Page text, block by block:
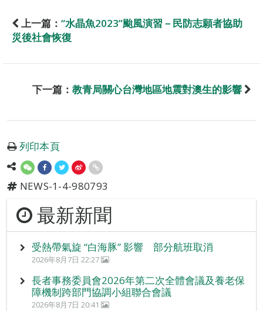
上一篇： “水晶魚2023”颱風演習－民防志願者協助
災後社會恢復
下一篇： 教青局關心台灣地區地震對澳生的影響
列印本頁
NEWS-1-4-980793
最新新聞
受熱帶氣旋 “白海豚” 影響 部分航班取消
2026年8月7日 22:27
長者事務委員會2026年第二次全體會議及養老保
障機制跨部門協調小組聯合會議
2026年8月7日 20:41